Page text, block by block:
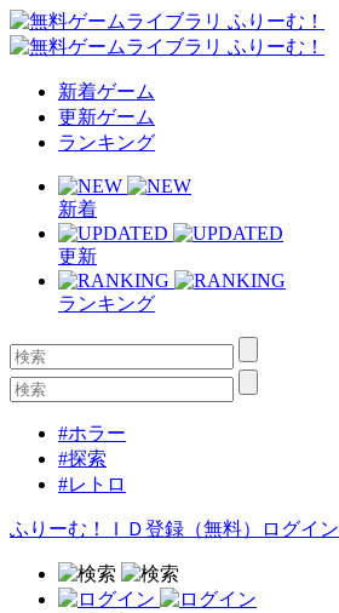
新着ゲーム
更新ゲーム
ランキング
新着
更新
ランキング
#ホラー
#探索
#レトロ
ふりーむ！ＩＤ登録（無料） ログイン